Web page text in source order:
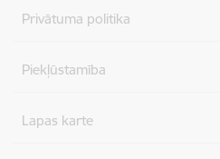
Privātuma politika
Piekļūstamība
Lapas karte